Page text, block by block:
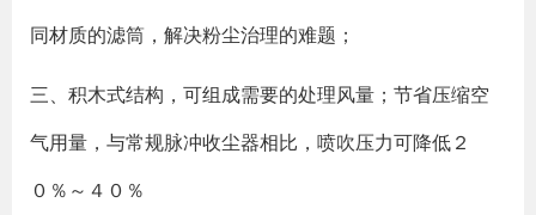
同材质的滤筒，解决粉尘治理的难题；
三、积木式结构，可组成需要的处理风量；节省压缩空
气用量，与常规脉冲收尘器相比，喷吹压力可降低２
０％～４０％